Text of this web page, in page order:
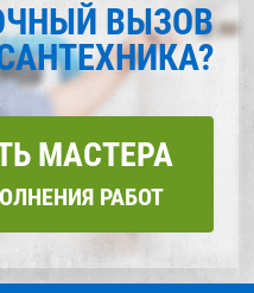
ВЫЗОВ
МАСТЕРА
РАБОТ